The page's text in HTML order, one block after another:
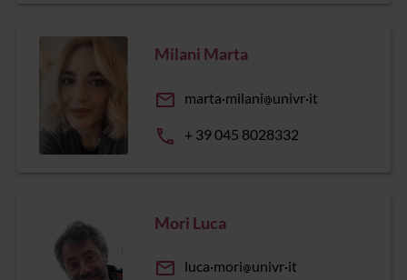
Milani Marta
email marta milani univr it
phone + 39 045 8028332
Mori Luca
email luca mori univr it